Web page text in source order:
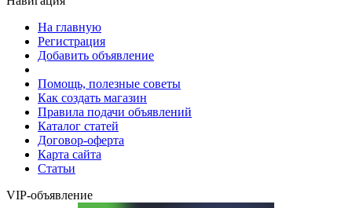
На главную
Регистрация
Добавить объявление
Помощь, полезные советы
Как создать магазин
Правила подачи объявлений
Каталог статей
Договор-оферта
Карта сайта
Статьи
VIP-объявление